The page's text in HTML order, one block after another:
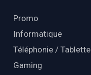
Promo
Informatique
Téléphonie / Tablette
Gaming